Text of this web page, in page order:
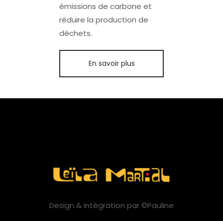
émissions de carbone et
réduire la production de
déchets.
En savoir plus
Design & intégration par ©Pauline